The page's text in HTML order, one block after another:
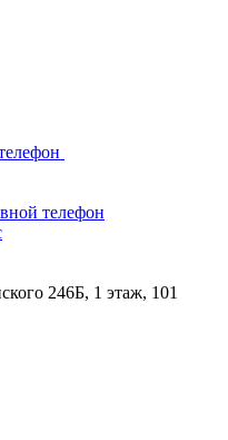
телефон
246Б, 1 этаж, 101